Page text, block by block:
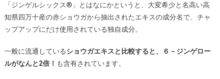
「ジンゲルシックス®」とはなにかというと、大変希少と名高い高
知県四万十産の赤ショウガから抽出されたエキスの成分名で、 チャ
ップアップにだけ使用されている独自成分。
一般に流通しているショウガエキスと比較すると、６－ジンゲロー
ルがなんと2倍！ も含有されています。